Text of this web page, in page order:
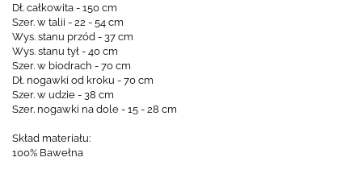
Dł. całkowita - 150 cm
Szer. w talii - 22 - 54 cm
Wys. stanu przód - 37 cm
Wys. stanu tył - 40 cm
Szer. w biodrach - 70 cm
Dł. nogawki od kroku - 70 cm
Szer. w udzie - 38 cm
Szer. nogawki na dole - 15 - 28 cm
Skład materiału:
100% Bawełna